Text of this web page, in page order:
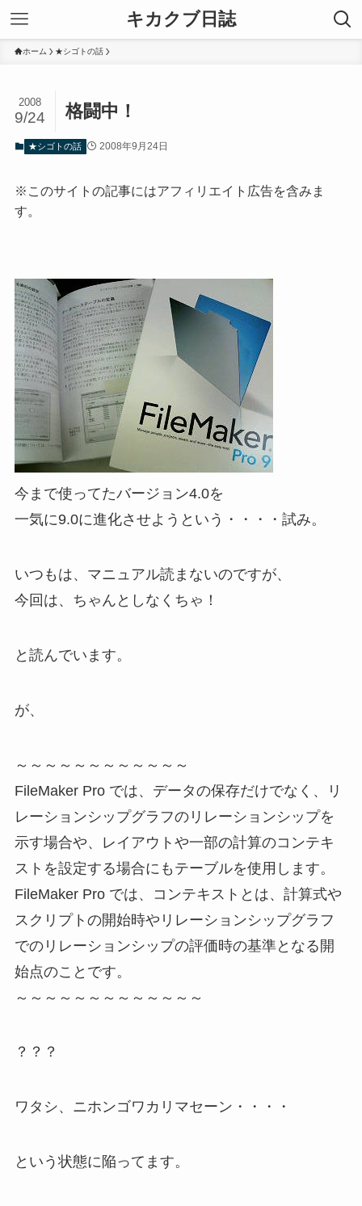
キカクブ日誌
ホーム ★シゴトの話
格闘中！
2008
9/24
★シゴトの話 2008年9月24日
※このサイトの記事にはアフィリエイト広告を含みま
す。
今まで使ってたバージョン4.0を
一気に9.0に進化させようという・・・・試み。
いつもは、マニュアル読まないのですが、
今回は、ちゃんとしなくちゃ！
と読んでいます。
が、
～～～～～～～～～～～～
FileMaker Pro では、データの保存だけでなく、リ
レーションシップグラフのリレーションシップを
示す場合や、レイアウトや一部の計算のコンテキ
ストを設定する場合にもテーブルを使用します。
FileMaker Pro では、コンテキストとは、計算式や
スクリプトの開始時やリレーションシップグラフ
でのリレーションシップの評価時の基準となる開
始点のことです。
～～～～～～～～～～～～～
？？？
ワタシ、ニホンゴワカリマセーン・・・・
という状態に陥ってます。